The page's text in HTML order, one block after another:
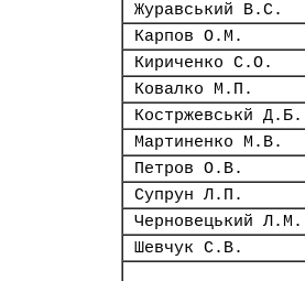
Журавський В.С.
Карпов О.М.
Кириченко С.О.
Ковалко М.П.
Костржевськй Д.Б.
Мартиненко М.В.
Петров О.В.
Супрун Л.П.
Черновецький Л.М.
Шевчук С.В.